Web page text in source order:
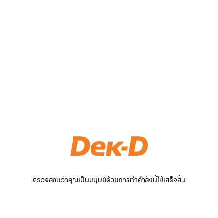
ตรวจสอบว่าคุณเป็นมนุษย์ด้วยการทำคำสั่งนี้ให้เสร็จสิ้น